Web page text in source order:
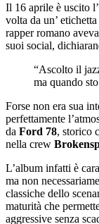
Il 16 aprile è uscito
volta da un’
rapper romano
suoi social,
“Ascolto il
ma quando
Forse non era sua
perfettamente
da Ford 78, storico
nella crew
L’album infatti è
ma non
classiche dello
maturità che
aggressive senza